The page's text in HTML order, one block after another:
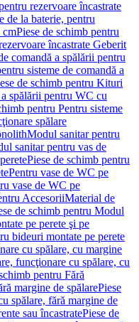
rezervoare încastrate
de la baterie, pentru
cmPiese de schimb pentru
încastrate Geberit
comandă a spălării pentru
sisteme de comandă a
de schimb pentru Kituri
spălării pentru WC cu
pentru Pentru sisteme
spălare
Modul sanitar pentru
sanitar pentru vas de
Piese de schimb pentru
Pentru vase de WC pe
vase de WC pe
AccesoriiMaterial de
de schimb pentru Modul
pe perete şi pe
bideuri montate pe perete
cu spălare, cu margine
funcţionare cu spălare, cu
pentru Fără
margine de spălarePiese
spălare, fără margine de
sau încastratePiese de